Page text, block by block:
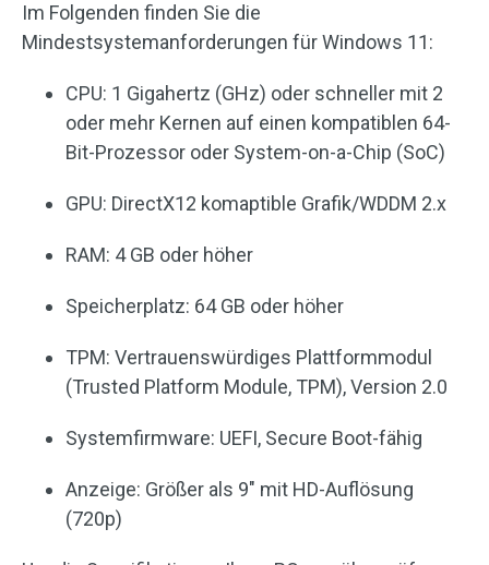
Im Folgenden finden Sie die
Mindestsystemanforderungen für Windows 11:
CPU: 1 Gigahertz (GHz) oder schneller mit 2
oder mehr Kernen auf einen kompatiblen 64-
Bit-Prozessor oder System-on-a-Chip (SoC)
GPU: DirectX12 komaptible Grafik/WDDM 2.x
RAM: 4 GB oder höher
Speicherplatz: 64 GB oder höher
TPM: Vertrauenswürdiges Plattformmodul
(Trusted Platform Module, TPM), Version 2.0
Systemfirmware: UEFI, Secure Boot-fähig
Anzeige: Größer als 9″ mit HD-Auflösung
(720p)